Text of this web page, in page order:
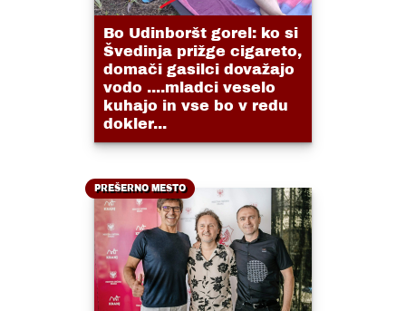
Bo Udinboršt gorel: ko si
Švedinja prižge cigareto,
domači gasilci dovažajo
vodo ....mladci veselo
kuhajo in vse bo v redu
dokler...
PREŠERNO MESTO